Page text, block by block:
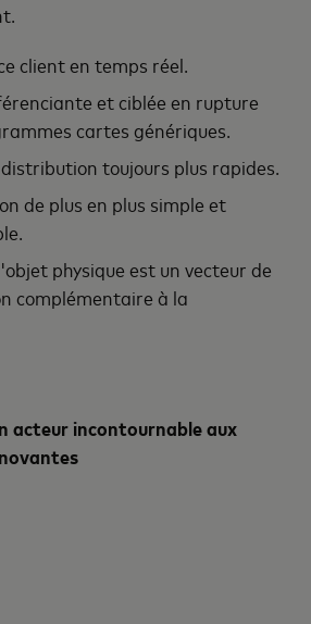
client en temps réel.
et ciblée en rupture
cartes génériques.
toujours plus rapides.
de plus en plus simple et
physique est un vecteur de
complémentaire à la
acteur incontournable aux